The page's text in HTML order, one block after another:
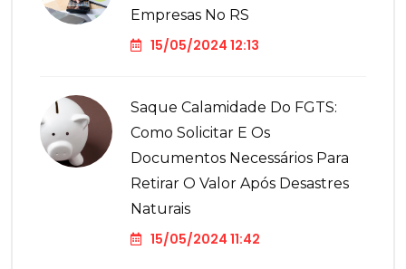
Empresas No RS
15/05/2024 12:13
Saque Calamidade Do FGTS:
Como Solicitar E Os
Documentos Necessários Para
Retirar O Valor Após Desastres
Naturais
15/05/2024 11:42